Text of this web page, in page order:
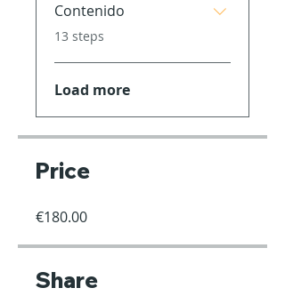
Contenido
.13 steps
Load more
Price
€180.00
Share